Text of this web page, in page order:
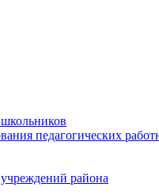
педагогических
района